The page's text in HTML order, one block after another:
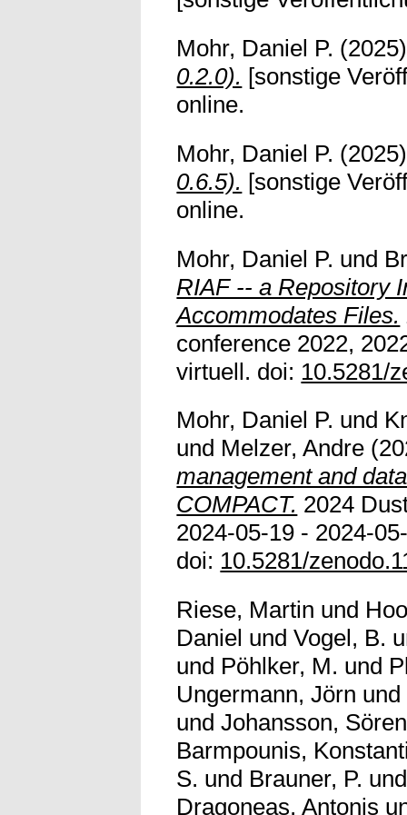
Mohr, Daniel P.
0.2.0). [sonstige
online.
Mohr, Daniel P.
0.6.5). [sonstige
online.
Mohr, Daniel P. und
RIAF -- a Repository
Accommodates Files.
conference 2022,
virtuell. doi: 10.5281/
Mohr, Daniel P. und
und Melzer, Andre
management and
COMPACT. 2024
2024-05-19 - 2024-
doi: 10.5281/
Riese, Martin und
Daniel undVogel, B.
und Pöhlker, M. und
Ungermann, Jörn und
undJohansson, Sören
Barmpounis,
S. und Brauner, P.
Dragoneas, Antonis